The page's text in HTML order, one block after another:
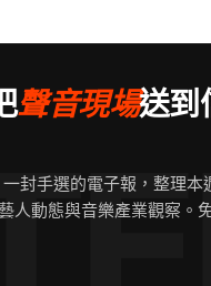
聲音現場送到
封手選的電子報，整理本
人動態與音樂產業觀察。